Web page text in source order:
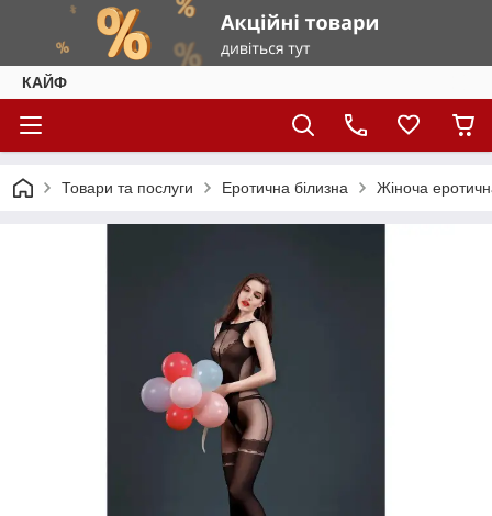
КАЙФ
Товари та послуги Еротична білизна Жіноча